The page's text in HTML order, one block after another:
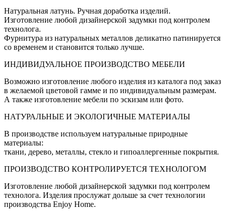
Натуральная латунь. Ручная доработка изделий.
Изготовление любой дизайнерской задумки под контролем
технолога.
Фурнитура из натуральных металлов деликатно патинируется
со временем и становится только лучше.
ИНДИВИДУАЛЬНОЕ ПРОИЗВОДСТВО МЕБЕЛИ
Возможно изготовление любого изделия из каталога под заказ
в желаемой цветовой гамме и по индивидуальным размерам.
А также изготовление мебели по эскизам или фото.
НАТУРАЛЬНЫЕ И ЭКОЛОГИЧНЫЕ МАТЕРИАЛЫ
В производстве используем натуральные природные
материалы:
ткани, дерево, металлы, стекло и гипоаллергенные покрытия.
ПРОИЗВОДСТВО КОНТРОЛИРУЕТСЯ ТЕХНОЛОГОМ
Изготовление любой дизайнерской задумки под контролем
технолога. Изделия прослужат дольше за счет технологии
производства Enjoy Home.